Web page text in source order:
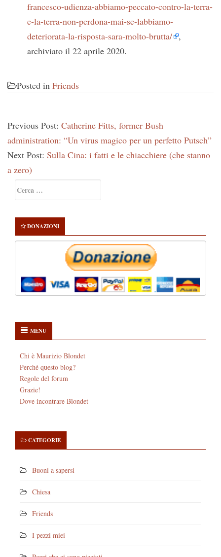
francesco-udienza-abbiamo-peccato-contro-la-terra-
e-la-terra-non-perdona-mai-se-labbiamo-
deteriorata-la-risposta-sara-molto-brutta/ ,
archiviato il 22 aprile 2020.
Posted in Friends
Previous Post: Catherine Fitts, former Bush
administration: “Un virus magico per un perfetto Putsch”
Next Post: Sulla Cina: i fatti e le chiacchiere (che stanno
a zero)
Sidebar
per:
DONAZIONI
MENU
Chi è Maurizio Blondet
Perché questo blog?
Regole del forum
Grazie!
Dove incontrare Blondet
CATEGORIE
Buoni a sapersi
Chiesa
Friends
I pezzi miei